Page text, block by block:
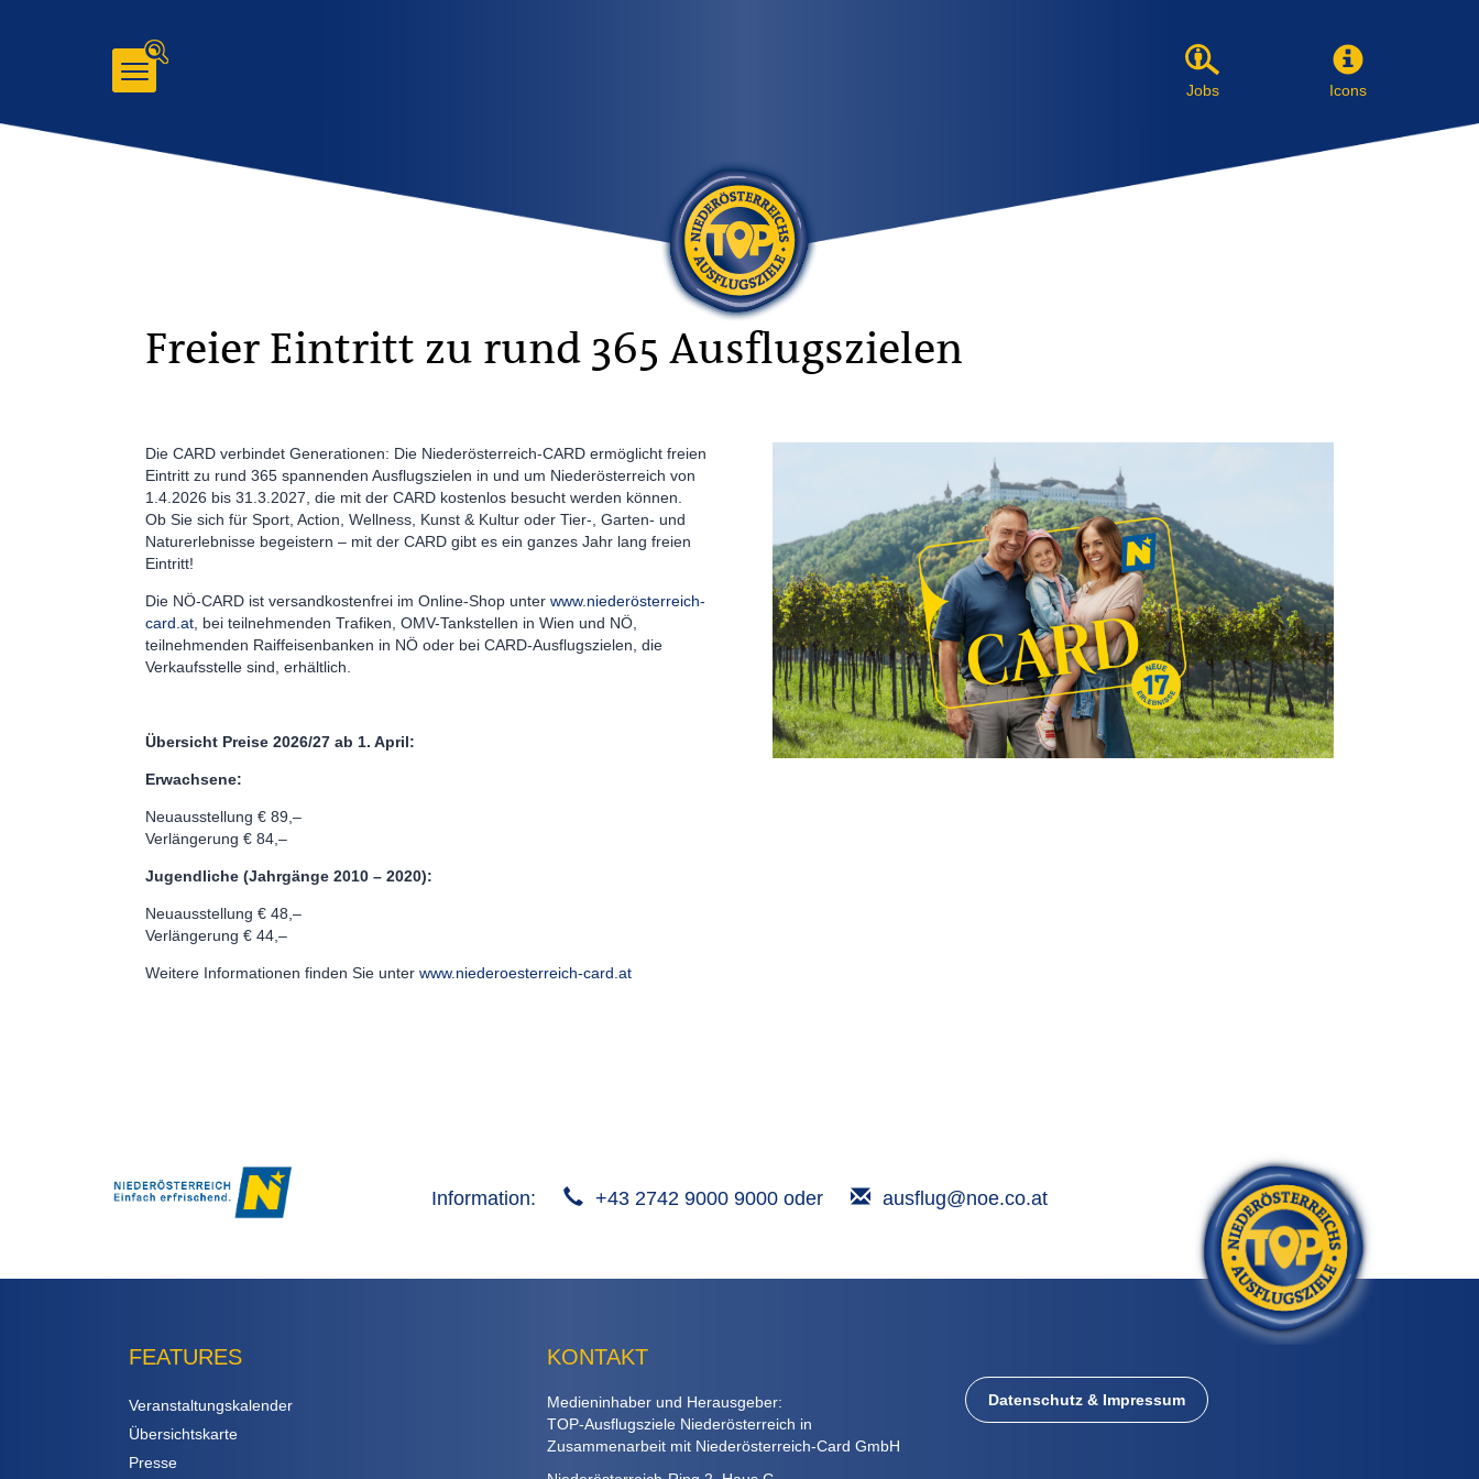
Zum
Icons
Jobs
Freier Eintritt zu rund 365 Ausflugszielen
Die CARD verbindet Generationen: Die Niederösterreich-CARD ermöglicht freien
Eintritt zu rund 365 spannenden Ausflugszielen in und um Niederösterreich von
1.4.2026 bis 31.3.2027, die mit der CARD kostenlos besucht werden können.
Ob Sie sich für Sport, Action, Wellness, Kunst & Kultur oder Tier-, Garten- und
Naturerlebnisse begeistern – mit der CARD gibt es ein ganzes Jahr lang freien
Eintritt!
Die NÖ-CARD ist versandkostenfrei im Online-Shop unter www.niederösterreich-
card.at , bei teilnehmenden Trafiken, OMV-Tankstellen in Wien und NÖ,
teilnehmenden Raiffeisenbanken in NÖ oder bei CARD-Ausflugszielen, die
Verkaufsstelle sind, erhältlich.
Übersicht Preise 2026/27 ab 1. April:
Erwachsene:
Neuausstellung € 89,–
Verlängerung € 84,–
Jugendliche (Jahrgänge 2010 – 2020):
Neuausstellung € 48,–
Verlängerung € 44,–
Weitere Informationen finden Sie unter www.niederoesterreich-card.at
Information: +43 2742 9000 9000 oder ausflug@noe.co.at
FEATURES
Veranstaltungskalender
Übersichtskarte
Presse
KONTAKT
Medieninhaber und Herausgeber:
TOP-Ausflugsziele Niederösterreich in
Zusammenarbeit mit Niederösterreich-Card GmbH
Datenschutz & Impressum